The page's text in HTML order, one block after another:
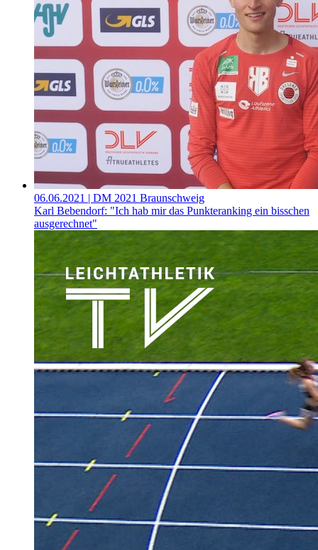
06.06.2021 | DM 2021 Braunschweig
Karl Bebendorf: "Ich hab mir das Punkteranking ein bisschen
ausgerechnet"